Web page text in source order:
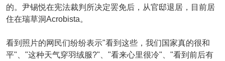
的。尹锡悦在宪法裁判所决定罢免后，从官邸退居，目前居
住在瑞草洞Acrobista。
看到照片的网民们纷纷表示"看到这些，我们国家真的很和
平"、"这种天气穿羽绒服?"、"看来心里很冷"、"看到前后有